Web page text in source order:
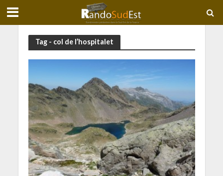
Tag - col de l’hospitalet